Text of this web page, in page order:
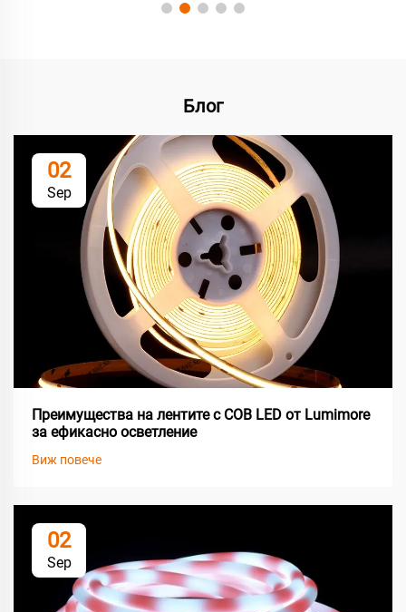
Блог
02
Sep
Преимущества на лентите с COB LED от Lumimore
за ефикасно осветление
Виж повече
02
Sep